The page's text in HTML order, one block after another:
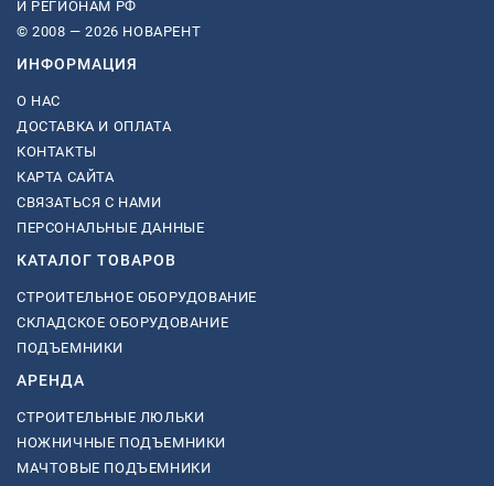
И РЕГИОНАМ РФ
© 2008 — 2026 НОВАРЕНТ
ИНФОРМАЦИЯ
О НАС
ДОСТАВКА И ОПЛАТА
КОНТАКТЫ
КАРТА САЙТА
СВЯЗАТЬСЯ С НАМИ
ПЕРСОНАЛЬНЫЕ ДАННЫЕ
КАТАЛОГ ТОВАРОВ
СТРОИТЕЛЬНОЕ ОБОРУДОВАНИЕ
СКЛАДСКОЕ ОБОРУДОВАНИЕ
ПОДЪЕМНИКИ
АРЕНДА
СТРОИТЕЛЬНЫЕ ЛЮЛЬКИ
НОЖНИЧНЫЕ ПОДЪЕМНИКИ
МАЧТОВЫЕ ПОДЪЕМНИКИ